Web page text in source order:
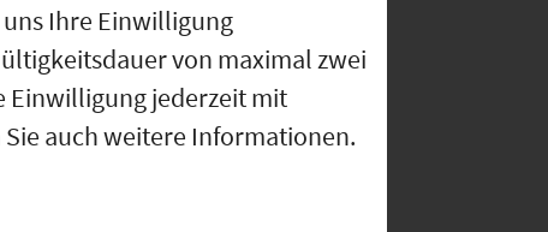
Ihre Einwilligung
von maximal zwei
Einwilligung jederzeit mit
auch weitere Informationen.